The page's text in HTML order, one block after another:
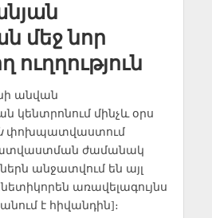
մեջ նոր
անվան
կենտրոնում մինչև օրս
փոխպատվաստում
ժամանակ
անջատվում են այլ
առավելագույնս
է հիվանդին]։